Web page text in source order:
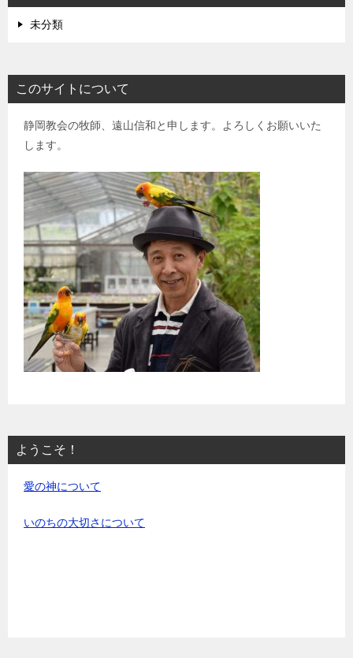
未分類
このサイトについて
静岡教会の牧師、遠山信和と申します。よろしくお願いいた
します。
ようこそ！
愛の神について
いのちの大切さについて